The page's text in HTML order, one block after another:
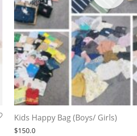
Kids Happy Bag (Boys/ Girls)
$150.0